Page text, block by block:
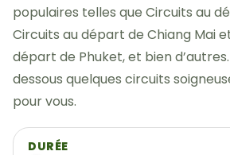
populaires telles que Circuits au
Circuits au départ de Chiang Mai
départ de Phuket, et bien
dessous quelques circuits
pour vous.
DURÉE